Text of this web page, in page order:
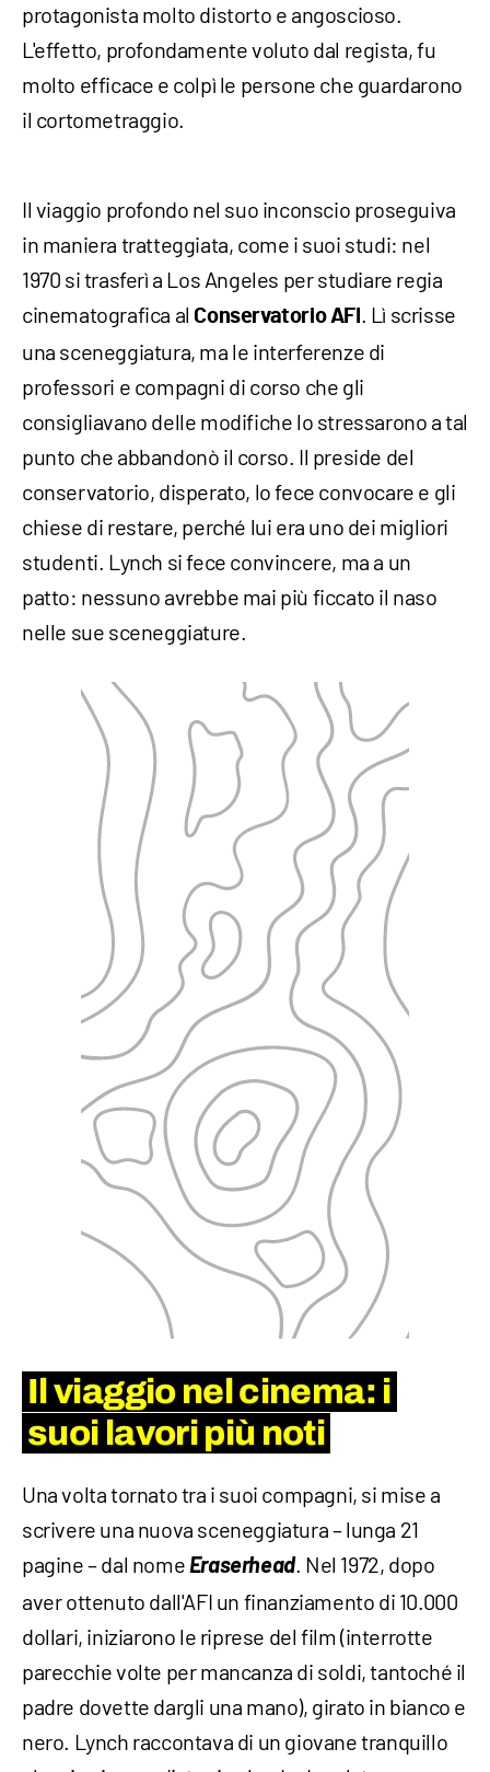
protagonista molto distorto e angoscioso.
L'effetto, profondamente voluto dal regista, fu
molto efficace e colpì le persone che guardarono
il cortometraggio.
Il viaggio profondo nel suo inconscio proseguiva
in maniera tratteggiata, come i suoi studi: nel
1970 si trasferì a Los Angeles per studiare regia
cinematografica al Conservatorio AFI . Lì scrisse
una sceneggiatura, ma le interferenze di
professori e compagni di corso che gli
consigliavano delle modifiche lo stressarono a tal
punto che abbandonò il corso. Il preside del
conservatorio, disperato, lo fece convocare e gli
chiese di restare, perché lui era uno dei migliori
studenti. Lynch si fece convincere, ma a un
patto: nessuno avrebbe mai più ficcato il naso
nelle sue sceneggiature.
Il viaggio nel cinema: i
suoi lavori più noti
Una volta tornato tra i suoi compagni, si mise a
scrivere una nuova sceneggiatura – lunga 21
pagine – dal nome Eraserhead. Nel 1972, dopo
aver ottenuto dall'AFI un finanziamento di 10.000
dollari, iniziarono le riprese del film (interrotte
parecchie volte per mancanza di soldi, tantoché il
padre dovette dargli una mano), girato in bianco e
nero. Lynch raccontava di un giovane tranquillo